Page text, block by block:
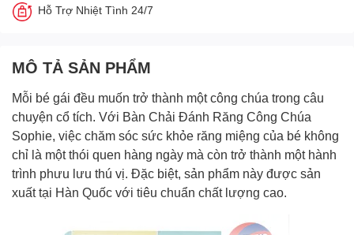
Hỗ Trợ Nhiệt Tình 24/7
MÔ TẢ SẢN PHẨM
Mỗi bé gái đều muốn trở thành một công chúa trong câu
chuyện cổ tích. Với Bàn Chải Đánh Răng Công Chúa
Sophie, việc chăm sóc sức khỏe răng miệng của bé không
chỉ là một thói quen hàng ngày mà còn trở thành một hành
trình phưu lưu thú vị. Đặc biệt, sản phẩm này được sản
xuất tại Hàn Quốc với tiêu chuẩn chất lượng cao.